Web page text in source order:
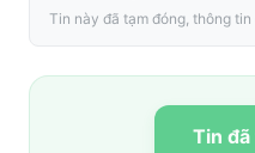
Tin này đã tạm đóng, thông
Tin